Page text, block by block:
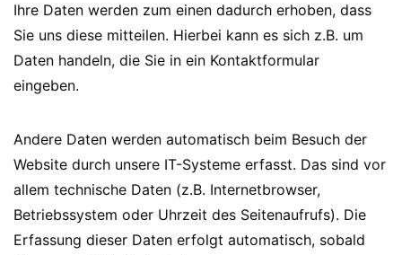
Ihre Daten werden zum einen dadurch erhoben, dass
Sie uns diese mitteilen. Hierbei kann es sich z.B. um
Daten handeln, die Sie in ein Kontaktformular
eingeben.
Andere Daten werden automatisch beim Besuch der
Website durch unsere IT-Systeme erfasst. Das sind vor
allem technische Daten (z.B. Internetbrowser,
Betriebssystem oder Uhrzeit des Seitenaufrufs). Die
Erfassung dieser Daten erfolgt automatisch, sobald